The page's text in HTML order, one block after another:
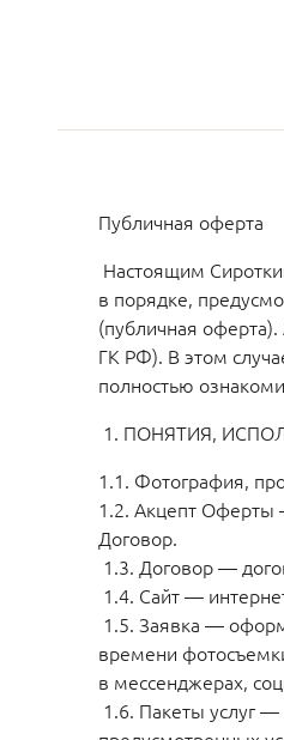
Публичная оферта
Настоящим
в порядке,
(публичная
ГК РФ). В этом
полностью
1. ПОНЯТИЯ,
1.1. Фотография,
1.2. Акцепт Оферты
Договор.
1.3. Договор —
1.4. Сайт —
1.5. Заявка —
времени
в мессенджерах,
1.6. Пакеты услуг